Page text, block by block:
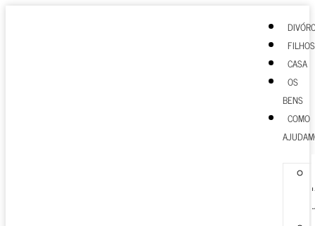
FILHOS
CASA
OS
BENS
COMO